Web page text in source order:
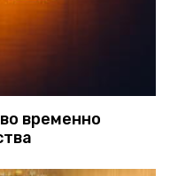
временно